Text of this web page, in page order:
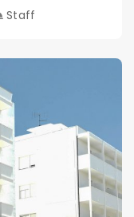
Staff